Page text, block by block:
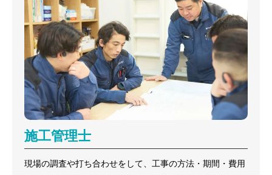
施工管理士
現場の調査や打ち合わせをして、工事の方法・期間・費用